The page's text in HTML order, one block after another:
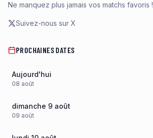
Ne manquez plus jamais vos matchs favoris !
Suivez-nous sur X
PROCHAINES DATES
Aujourd'hui
08 août
dimanche 9 août
09 août